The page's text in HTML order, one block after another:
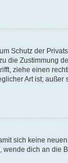
Schutz der
Zustimmung
ziehe einen
Art ist;
sich keine
dich an die